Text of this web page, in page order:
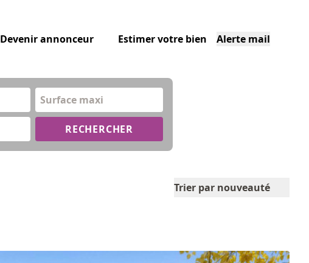
Devenir annonceur Estimer votre bien Alerte mail
Surface maxi
RECHERCHER
Trier par nouveauté